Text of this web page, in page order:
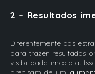
2 – Resultados
Diferentemente das
para trazer resultados
visibilidade imediata.